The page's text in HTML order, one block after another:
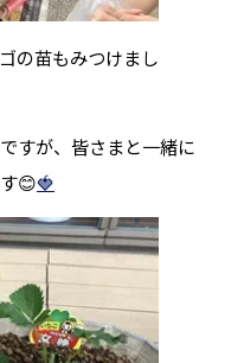
の苗もみつけまし
すが、皆さまと一緒に
😊🍓